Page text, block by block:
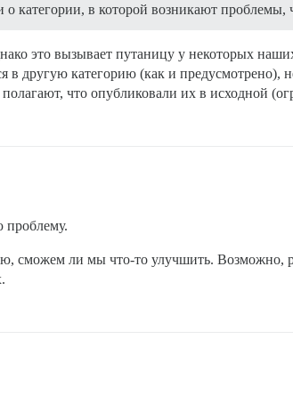
категории, в которой возникают проблемы,
это вызывает путаницу у некоторых
в другую категорию (как и предусмотрено),
что опубликовали их в исходной
проблему.
сможем ли мы что-то улучшить.